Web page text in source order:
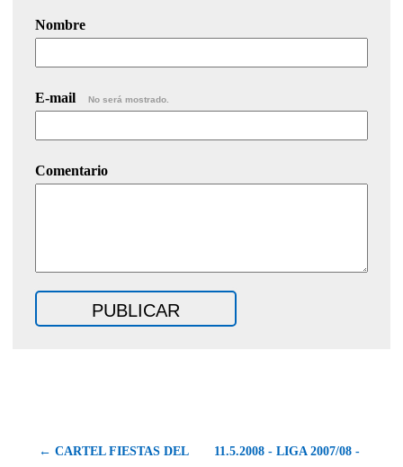
Nombre
E-mail No será mostrado.
Comentario
← CARTEL FIESTAS DEL 11.5.2008 - LIGA 2007/08 -